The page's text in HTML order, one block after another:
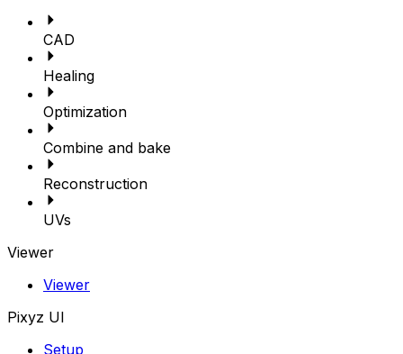
CAD
Healing
Optimization
Combine and bake
Reconstruction
UVs
Viewer
Viewer
Pixyz UI
Setup